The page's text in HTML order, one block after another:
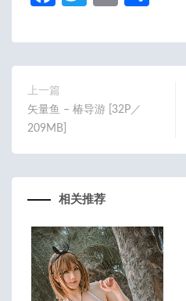
b
o
o
k
itt
er
ail
上一篇
矢量鱼 – 椿导游 [32P／
209MB]
相关推荐